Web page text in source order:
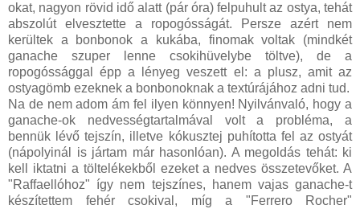
okat, nagyon rövid idő alatt (pár óra) felpuhult az ostya, tehát
abszolút elvesztette a ropogósságát. Persze azért nem
kerültek a bonbonok a kukába, finomak voltak (mindkét
ganache szuper lenne csokihüvelybe töltve), de a
ropogóssággal épp a lényeg veszett el: a plusz, amit az
ostyagömb ezeknek a bonbonoknak a textúrájához adni tud.
Na de nem adom ám fel ilyen könnyen! Nyilvánvaló, hogy a
ganache-ok nedvességtartalmával volt a probléma, a
bennük lévő tejszín, illetve kókusztej puhította fel az ostyát
(nápolyinál is jártam már hasonlóan). A megoldás tehát: ki
kell iktatni a töltelékekből ezeket a nedves összetevőket. A
"Raffaellóhoz" így nem tejszínes, hanem vajas ganache-t
készítettem fehér csokival, míg a "Ferrero Rocher"